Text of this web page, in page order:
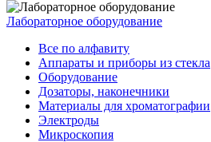
Лабораторное оборудование
Все по алфавиту
Аппараты и приборы из стекла
Оборудование
Дозаторы, наконечники
Материалы для хроматографии
Электроды
Микроскопия